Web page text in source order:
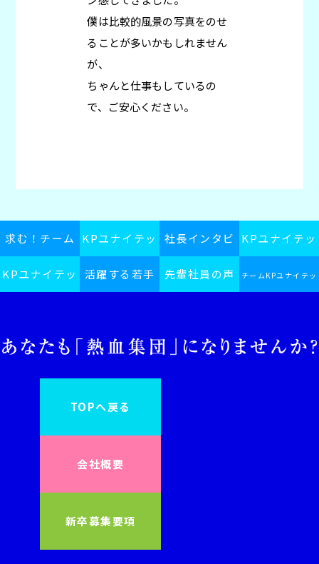
僕は比較的風景の写真をのせ
ることが多いかもしれません
が、
ちゃんと仕事もしているの
で、ご安心ください。
求む！チーム
KPユナイテッ
KPユナイテッ
ドグループス
社長インタビ
ュー
KPユナイテッ
ドグループの
KPユナイテッ
用ブログ
活躍する若手 先輩社員の声 チームKPユナイテッ
メーション
TOPへ戻る
会社概要
新卒募集要項